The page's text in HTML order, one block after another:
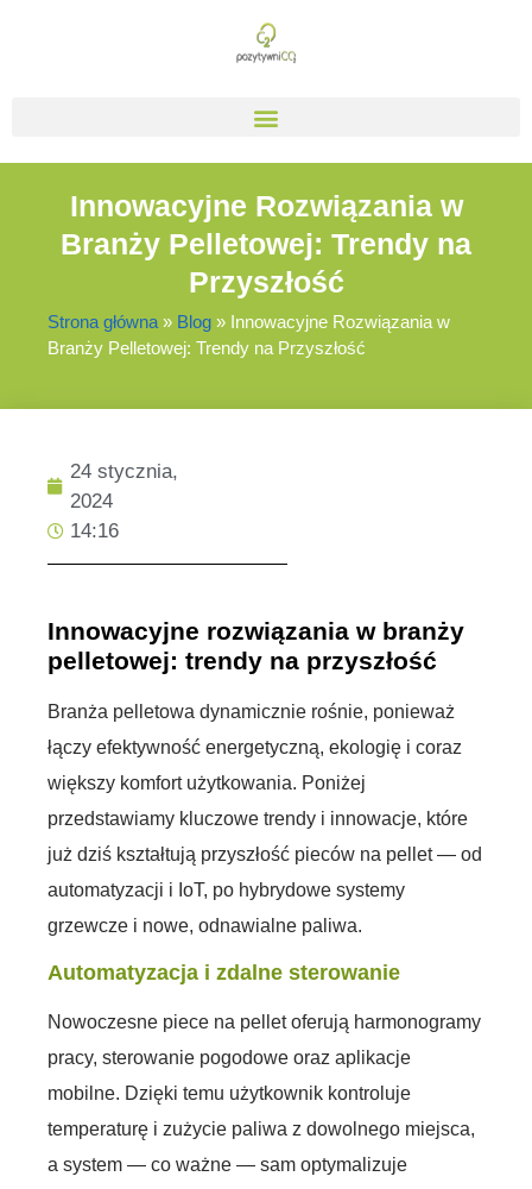
Innowacyjne Rozwiązania w
Branży Pelletowej: Trendy na
Przyszłość
Strona główna » Blog » Innowacyjne Rozwiązania w
Branży Pelletowej: Trendy na Przyszłość
24 stycznia,
2024
14:16
Innowacyjne rozwiązania w branży
pelletowej: trendy na przyszłość
Branża pelletowa dynamicznie rośnie, ponieważ
łączy efektywność energetyczną, ekologię i coraz
większy komfort użytkowania. Poniżej
przedstawiamy kluczowe trendy i innowacje, które
już dziś kształtują przyszłość pieców na pellet — od
automatyzacji i IoT, po hybrydowe systemy
grzewcze i nowe, odnawialne paliwa.
Automatyzacja i zdalne sterowanie
Nowoczesne piece na pellet oferują harmonogramy
pracy, sterowanie pogodowe oraz aplikacje
mobilne. Dzięki temu użytkownik kontroluje
temperaturę i zużycie paliwa z dowolnego miejsca,
a system — co ważne — sam optymalizuje